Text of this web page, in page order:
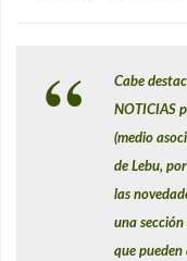
Cabe
NOTICIAS
(medio
de Lebu,
las
una
que